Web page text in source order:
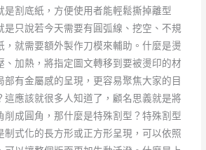
是割底紙，方便使用者能輕鬆撕掉離型
是只說若今天需要有圓弧線、挖空、不規
，就需要額外製作刀模來輔助。什麼是燙
、加熱，將指定圖文轉移到要被燙印的材
部有金屬感的呈現，更容易聚焦大家的目
這應該就很多人知道了，顧名思義就是將
削成圓角，那什麼是特殊割型？特殊割型
制式化的長方形或正方形呈現，可以依照